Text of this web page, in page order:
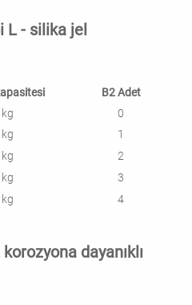
L - silika jel
B2 Adet
0
1
2
3
4
dayanıklı